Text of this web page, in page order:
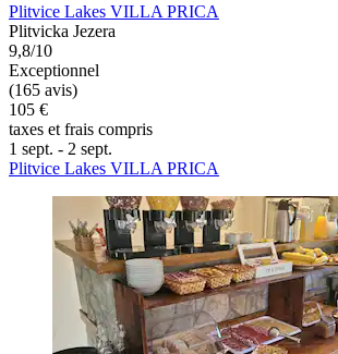
Plitvice Lakes VILLA PRICA
Plitvicka Jezera
9,8/10
Exceptionnel
(165 avis)
105 €
taxes et frais compris
1 sept. - 2 sept.
Plitvice Lakes VILLA PRICA